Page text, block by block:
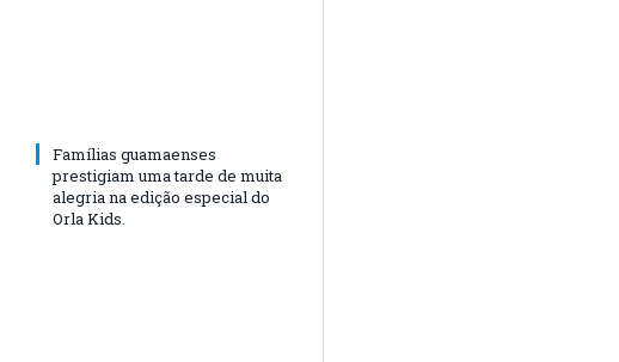
Famílias guamaenses
prestigiam uma tarde de muita
alegria na edição especial do
Orla Kids.